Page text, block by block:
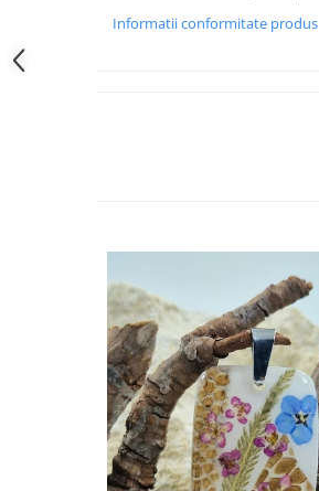
Colier / Pandantiv
Brățară
Bijuterii fără metal
Bijuterii - Alte
Suport bijuterii
Semn de carte
Produse personalizate (mărturii)
Informatii conformitate produs